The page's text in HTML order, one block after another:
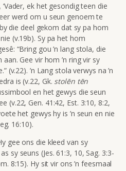
ek het gesondig teen die
werd om u seun genoem te
die deel gekom dat sy pa hom
(v.19b). Sy pa het hom
“Bring gou ’n lang stola, die
Gee vir hom ’n ring vir sy
(v.22). ’n Lang stola verwys na ’n
is(v.22, Gk. stolēn tēn
en het gewys die seun
(v.22, Gen. 41:42, Est. 3:10, 8:2,
het gewys hy is ’n seun en nie
16:10).
gee ons die kleed van sy
sy seuns (Jes. 61:3, 10, Sag. 3:3-
8:15). Hy sit vir ons ’n feesmaal